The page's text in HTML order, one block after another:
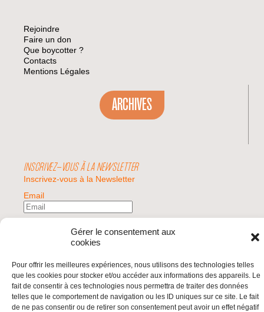
Gérer le consentement aux
cookies
Pour offrir les meilleures expériences, nous utilisons des technologies telles
que les cookies pour stocker et/ou accéder aux informations des appareils. Le
fait de consentir à ces technologies nous permettra de traiter des données
telles que le comportement de navigation ou les ID uniques sur ce site. Le fait
de ne pas consentir ou de retirer son consentement peut avoir un effet négatif
Rejoindre
Faire un don
Que boycotter ?
Contacts
Mentions Légales
ARCHIVES
INSCRIVEZ-VOUS À LA NEWSLETTER
Inscrivez-vous à la Newsletter
Email
Valider
© 2026 | BDS France | Boycott Désinvestissement Sanctions, la réponse
citoyenne et non-violente à l'impunité d'Israël |